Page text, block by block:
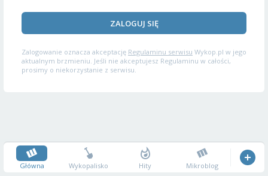
ZALOGUJ SIĘ
Zalogowanie oznacza akceptację Regulaminu serwisu Wykop.pl w jego
aktualnym brzmieniu. Jeśli nie akceptujesz Regulaminu w całości,
prosimy o niekorzystanie z serwisu.
Główna Wykopalisko Hity Mikroblog